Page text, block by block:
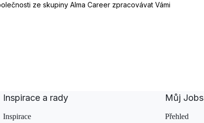
ze skupiny Alma Career zpracovávat Vámi
Inspirace a rady
Inspirace
Můj Jobs
Přehled